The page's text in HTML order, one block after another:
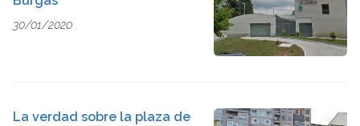
30/01/2020
La verdad sobre la plaza de